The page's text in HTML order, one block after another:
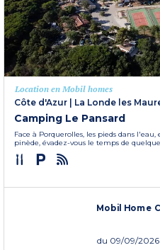
Location en Mobil homes
Côte d'Azur
La Londe les
Camping Le Pansard
Face à Porquerolles, les pieds dans
pinède, évadez-vous le temps de
Mobil Home
du 09/09/2026